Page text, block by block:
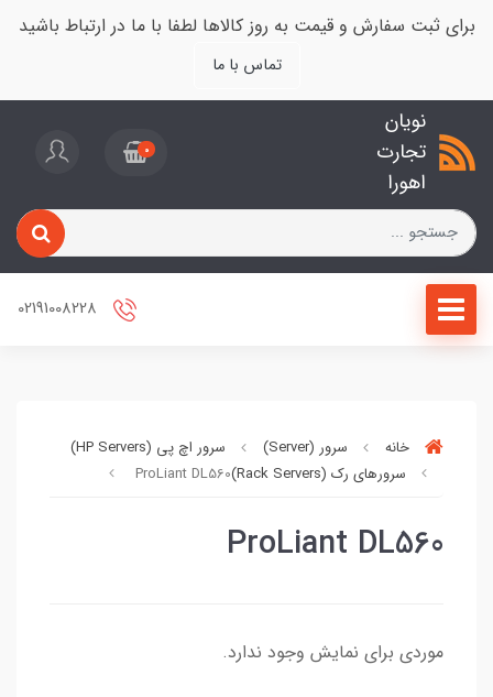
برای ثبت سفارش و قیمت به روز کالاها لطفا با ما در ارتباط باشید
تماس با ما
نویان
تجارت
اهورا
0
خانه سرور (Server)
سرور اچ پی (HP Servers)
سرورهای رک (Rack Servers)
ProLiant DL560
ProLiant DL560
موردی برای نمایش وجود ندارد.